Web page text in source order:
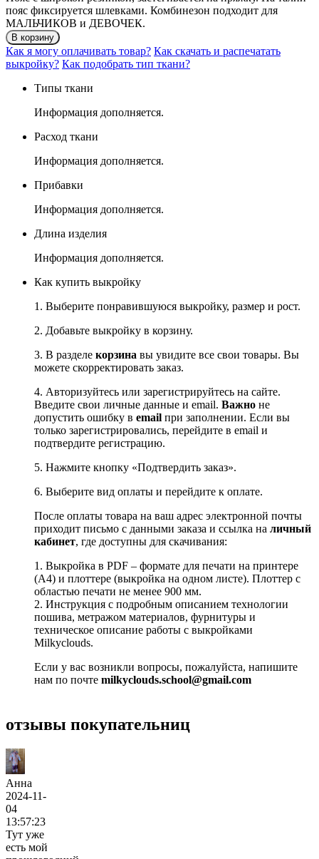
пояс фиксируется шлевками. Комбинезон подходит для
МАЛЬЧИКОВ и ДЕВОЧЕК.
В корзину
Как я могу оплачивать товар? Как скачать и распечатать
выкройку? Как подобрать тип ткани?
Типы ткани
Информация дополняется.
Расход ткани
Информация дополняется.
Прибавки
Информация дополняется.
Длина изделия
Информация дополняется.
Как купить выкройку
1. Выберите понравившуюся выкройку, размер и рост.
2. Добавьте выкройку в корзину.
3. В разделе корзина вы увидите все свои товары. Вы
можете скорректировать заказ.
4. Авторизуйтесь или зарегистрируйтесь на сайте.
Введите свои личные данные и email. Важно не
допустить ошибку в email при заполнении. Если вы
только зарегистрировались, перейдите в email и
подтвердите регистрацию.
5. Нажмите кнопку «Подтвердить заказ».
6. Выберите вид оплаты и перейдите к оплате.
После оплаты товара на ваш адрес электронной почты
приходит письмо с данными заказа и ссылка на личный
кабинет, где доступны для скачивания:
1. Выкройка в PDF – формате для печати на принтере
(А4) и плоттере (выкройка на одном листе). Плоттер с
областью печати не менее 900 мм.
2. Инструкция с подробным описанием технологии
пошива, метражом материалов, фурнитуры и
техническое описание работы с выкройками
Milkyclouds.
Если у вас возникли вопросы, пожалуйста, напишите
нам по почте milkyclouds.school@gmail.com
отзывы покупательниц
Анна
2024-11-
04
13:57:23
Тут уже
есть мой